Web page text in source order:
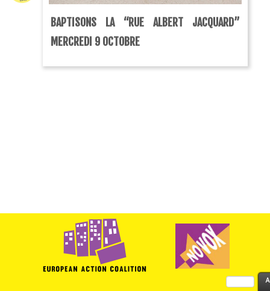
BAPTISONS LA “RUE ALBERT JACQUARD”
MERCREDI 9 OCTOBRE
Rechercher :